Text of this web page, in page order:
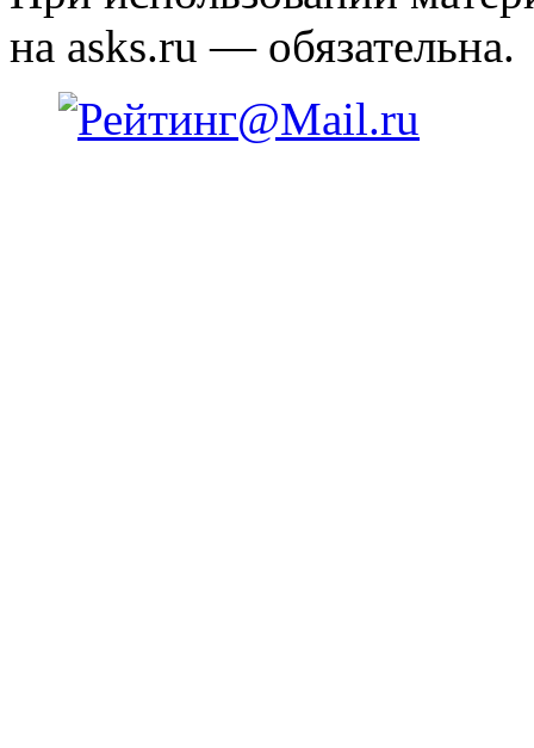
на asks.ru — обязательна.